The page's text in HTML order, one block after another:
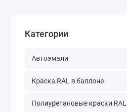
Категории
Автоэмали
Краска RAL в баллоне
Полиуретановые краски RAL